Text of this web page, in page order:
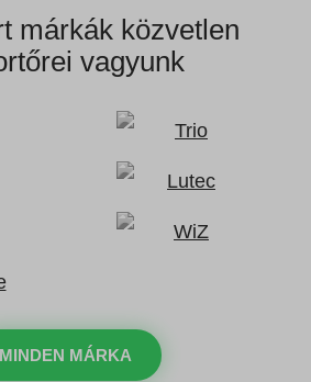
márkák közvetlen
vagyunk
MINDEN MÁRKA